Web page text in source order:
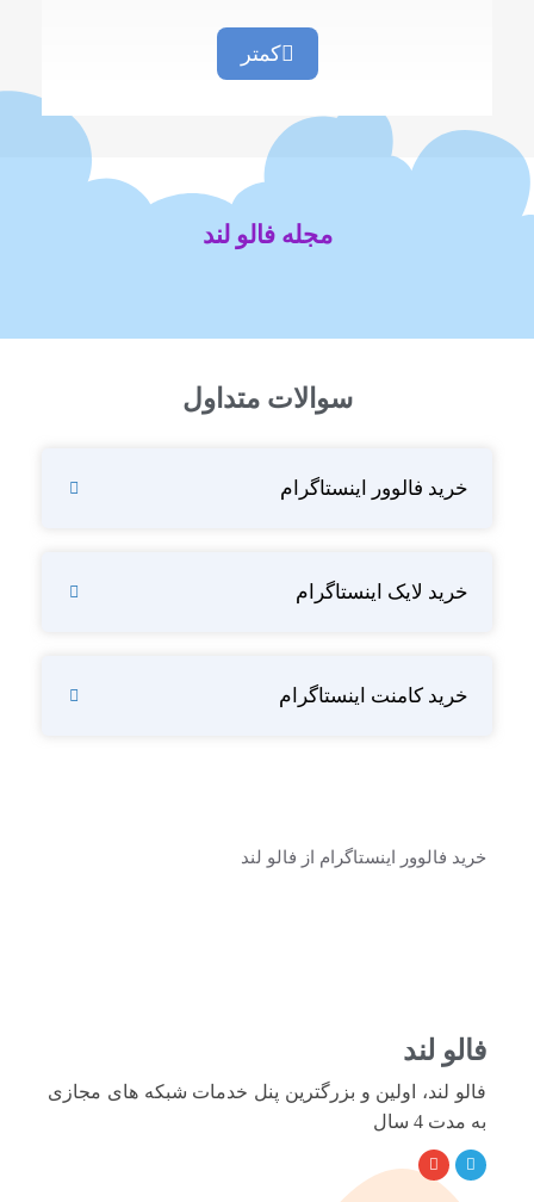
کمتر
مجله فالو لند
سوالات متداول
خرید فالوور اینستاگرام
خرید لایک اینستاگرام
خرید کامنت اینستاگرام
خرید فالوور اینستاگرام از فالو لند
فالو لند
فالو لند، اولین و بزرگترین پنل خدمات شبکه های مجازی
به مدت 4 سال